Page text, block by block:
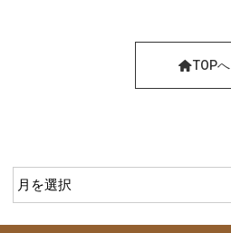
TOPへ